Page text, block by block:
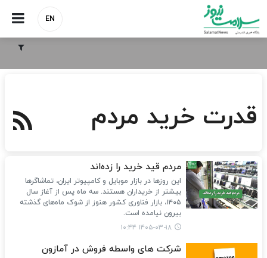
EN
قدرت خرید مردم
مردم قید خرید را زده‌اند
این روزها در بازار موبایل و کامپیوتر ایران، تماشاگرها
بیشتر از خریداران‌ هستند. سه ماه پس از آغاز سال
۱۴۰۵، بازار فناوری کشور هنوز از شوک ماه‌های گذشته
بیرون نیامده است.
۱۴۰۵-۰۳-۱۸ ۱۰:۴۴
شرکت های واسطه فروش در آمازون